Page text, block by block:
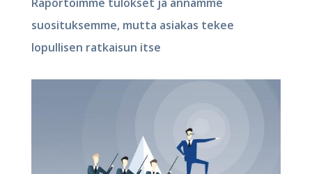
suosituksemme, mutta asiakas tekee
lopullisen ratkaisun itse